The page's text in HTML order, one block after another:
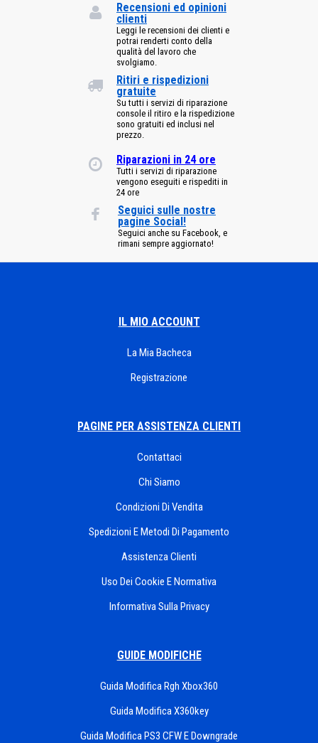
Recensioni ed opinioni
clienti
Leggi le recensioni dei clienti e
potrai renderti conto della
qualità del lavoro che
svolgiamo.
Ritiri e rispedizioni
gratuite
Su tutti i servizi di riparazione
console il ritiro e la rispedizione
sono gratuiti ed inclusi nel
prezzo.
Riparazioni in 24 ore
Tutti i servizi di riparazione
vengono eseguiti e rispediti in
24 ore
Seguici sulle nostre
pagine Social!
Seguici anche su Facebook, e
rimani sempre aggiornato!
IL MIO ACCOUNT
La Mia Bacheca
Registrazione
PAGINE PER ASSISTENZA CLIENTI
Contattaci
Chi Siamo
Condizioni Di Vendita
Spedizioni E Metodi Di Pagamento
Assistenza Clienti
Uso Dei Cookie E Normativa
Informativa Sulla Privacy
GUIDE MODIFICHE
Guida Modifica Rgh Xbox360
Guida Modifica X360key
Guida Modifica PS3 CFW E Downgrade